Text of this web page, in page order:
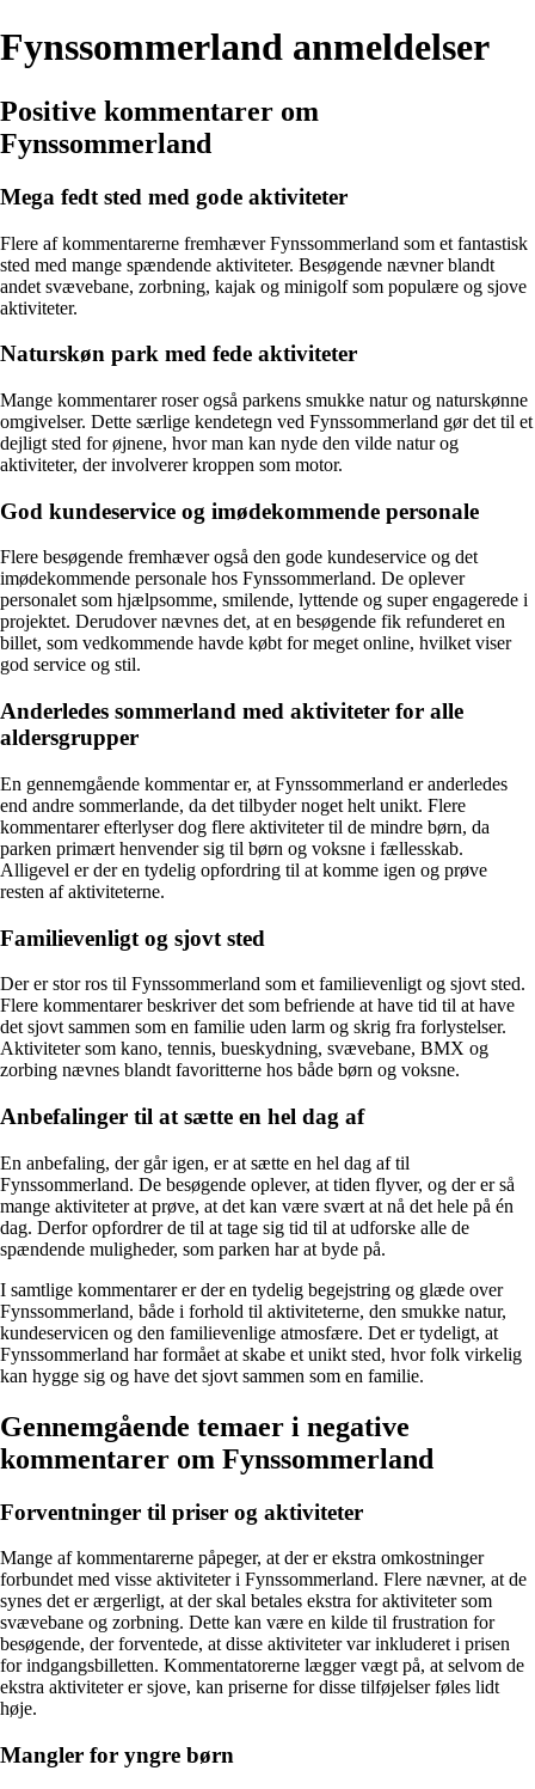
Fynssommerland anmeldelser
Positive kommentarer om
Fynssommerland
Mega fedt sted med gode aktiviteter
Flere af kommentarerne fremhæver Fynssommerland som et fantastisk
sted med mange spændende aktiviteter. Besøgende nævner blandt
andet svævebane, zorbning, kajak og minigolf som populære og sjove
aktiviteter.
Naturskøn park med fede aktiviteter
Mange kommentarer roser også parkens smukke natur og naturskønne
omgivelser. Dette særlige kendetegn ved Fynssommerland gør det til et
dejligt sted for øjnene, hvor man kan nyde den vilde natur og
aktiviteter, der involverer kroppen som motor.
God kundeservice og imødekommende personale
Flere besøgende fremhæver også den gode kundeservice og det
imødekommende personale hos Fynssommerland. De oplever
personalet som hjælpsomme, smilende, lyttende og super engagerede i
projektet. Derudover nævnes det, at en besøgende fik refunderet en
billet, som vedkommende havde købt for meget online, hvilket viser
god service og stil.
Anderledes sommerland med aktiviteter for alle
aldersgrupper
En gennemgående kommentar er, at Fynssommerland er anderledes
end andre sommerlande, da det tilbyder noget helt unikt. Flere
kommentarer efterlyser dog flere aktiviteter til de mindre børn, da
parken primært henvender sig til børn og voksne i fællesskab.
Alligevel er der en tydelig opfordring til at komme igen og prøve
resten af aktiviteterne.
Familievenligt og sjovt sted
Der er stor ros til Fynssommerland som et familievenligt og sjovt sted.
Flere kommentarer beskriver det som befriende at have tid til at have
det sjovt sammen som en familie uden larm og skrig fra forlystelser.
Aktiviteter som kano, tennis, bueskydning, svævebane, BMX og
zorbing nævnes blandt favoritterne hos både børn og voksne.
Anbefalinger til at sætte en hel dag af
En anbefaling, der går igen, er at sætte en hel dag af til
Fynssommerland. De besøgende oplever, at tiden flyver, og der er så
mange aktiviteter at prøve, at det kan være svært at nå det hele på én
dag. Derfor opfordrer de til at tage sig tid til at udforske alle de
spændende muligheder, som parken har at byde på.
I samtlige kommentarer er der en tydelig begejstring og glæde over
Fynssommerland, både i forhold til aktiviteterne, den smukke natur,
kundeservicen og den familievenlige atmosfære. Det er tydeligt, at
Fynssommerland har formået at skabe et unikt sted, hvor folk virkelig
kan hygge sig og have det sjovt sammen som en familie.
Gennemgående temaer i negative
kommentarer om Fynssommerland
Forventninger til priser og aktiviteter
Mange af kommentarerne påpeger, at der er ekstra omkostninger
forbundet med visse aktiviteter i Fynssommerland. Flere nævner, at de
synes det er ærgerligt, at der skal betales ekstra for aktiviteter som
svævebane og zorbning. Dette kan være en kilde til frustration for
besøgende, der forventede, at disse aktiviteter var inkluderet i prisen
for indgangsbilletten. Kommentatorerne lægger vægt på, at selvom de
ekstra aktiviteter er sjove, kan priserne for disse tilføjelser føles lidt
høje.
Mangler for yngre børn